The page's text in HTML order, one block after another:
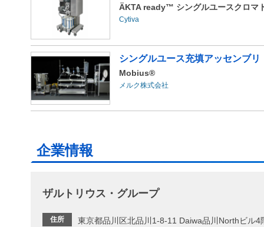
ÄKTA ready™ シングルユースクロマ
Cytiva
シングルユース充填アッセンブリ
Mobius®
メルク株式会社
企業情報
ザルトリウス・グループ
住所 東京都品川区北品川1-8-11 Daiwa品川Northビル4